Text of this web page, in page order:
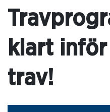
klart
trav!